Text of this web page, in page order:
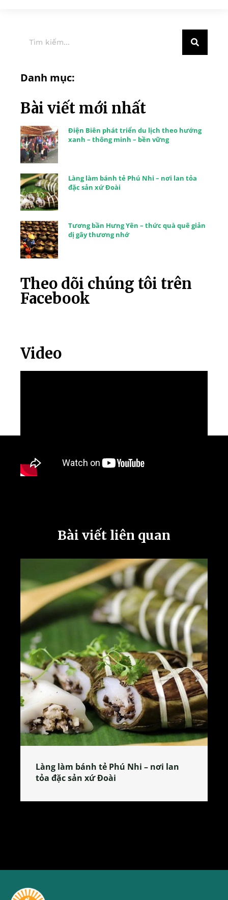
Danh mục:
Bài viết mới nhất
Điện Biên phát triển du lịch theo hướng
xanh – thông minh – bền vững
Làng làm bánh tẻ Phú Nhi – nơi lan tỏa
đặc sản xứ Đoài
Tương bần Hưng Yên – thức quà quê giản
dị gây thương nhớ
Theo dõi chúng tôi trên
Facebook
Video
Bài viết liên quan
Làng làm bánh tẻ Phú Nhi – nơi lan
tỏa đặc sản xứ Đoài